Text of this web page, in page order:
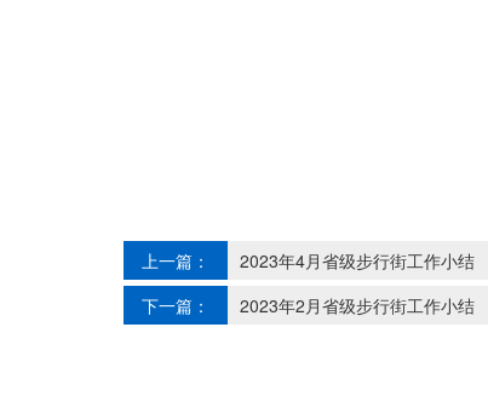
上一篇：
2023年4月省级步行街工作小结
下一篇：
2023年2月省级步行街工作小结